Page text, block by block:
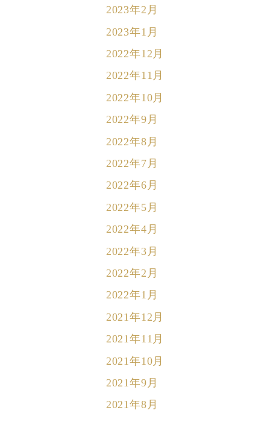
2023年2月
2023年1月
2022年12月
2022年11月
2022年10月
2022年9月
2022年8月
2022年7月
2022年6月
2022年5月
2022年4月
2022年3月
2022年2月
2022年1月
2021年12月
2021年11月
2021年10月
2021年9月
2021年8月